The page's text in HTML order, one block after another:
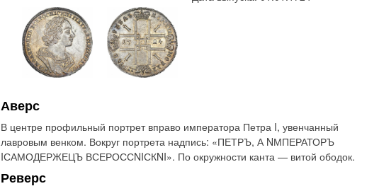
Аверс
В центре профильный портрет вправо императора Петра I, увенчанный
лавровым венком. Вокруг портрета надпись: «ПЕТРЪ, А NМПЕРАТОРЪ
IСАМОДЕРЖЕЦЪ ВСЕРОССNIСКNI». По окружности канта — витой ободок.
Реверс